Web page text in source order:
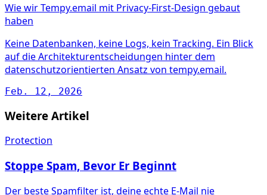
Wie wir Tempy.email mit Privacy-First-Design gebaut
haben
Keine Datenbanken, keine Logs, kein Tracking. Ein Blick
auf die Architekturentscheidungen hinter dem
datenschutzorientierten Ansatz von tempy.email.
Feb. 12, 2026
Weitere Artikel
Protection
Stoppe Spam, Bevor Er Beginnt
Der beste Spamfilter ist, deine echte E-Mail nie